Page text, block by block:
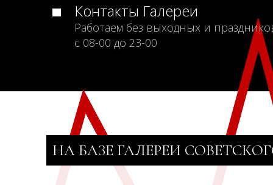
Контакты Галереи
Работаем без выходных и
с 08-00 до 23-00
НА БАЗЕ ГАЛЕРЕИ